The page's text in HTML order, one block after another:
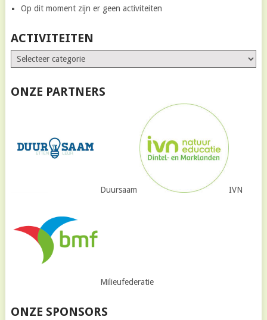
Op dit moment zijn er geen activiteiten
ACTIVITEITEN
ONZE PARTNERS
Duursaam IVN
Milieufederatie
ONZE SPONSORS